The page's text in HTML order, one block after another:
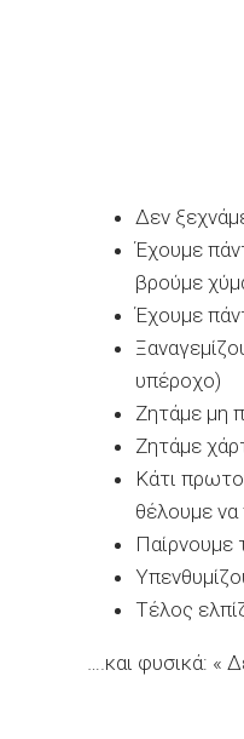
Δεν
Έχουμε
βρούμε
Έχουμε
υπέροχο)
Ζητάμε μη
Ζητάμε
Κάτι
θέλουμε να
Παίρνουμε
Τέλος
….και φυσικά: «